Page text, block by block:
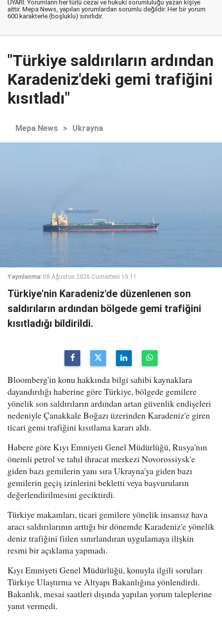
UYARI: Yorumların her türlü cezai ve hukuki sorumluluğu yazan kişiye
aittir. Mepa News, yapılan yorumlardan sorumlu değildir. Her bir yorum
600 karakterle (boşluklu) sınırlıdır.
"Türkiye saldırıların ardından
Karadeniz'deki gemi trafiğini
kısıtladı"
Mepa News > Ukrayna
Yayınlanma: 08 Ağustos 2026 Cumartesi 15:11
Türkiye'nin Karadeniz'de düzenlenen son
saldırıların ardından bölgede gemi trafiğini
kısıtladığı bildirildi.
Bloomberg'in konu hakkında bilgi sahibi kaynaklara
dayandırdığı haberine göre Türkiye, bölgede gemilere
yönelik son saldırıların ardından artan güvenlik endişeleri
nedeniyle Çanakkale Boğazı üzerinden Karadeniz'e giren
ticari gemi trafiğini kısıtlama kararı aldı.
Habere göre Kıyı Emniyeti Genel Müdürlüğü, Rusya'nın
önemli petrol ve tahıl ihracat merkezi Novorossiysk'e
giden bazı gemilerin yanı sıra Ukrayna'ya giden bazı
gemilerin geçiş izinlerini bekletti veya başvuruların
değerlendirilmesini geciktirdi.
Türkiye makamları, ticari gemilere yönelik insansız hava
aracı saldırılarının arttığı bir dönemde Karadeniz'e yönelik
deniz trafiğini fiilen sınırlandıran uygulamaya ilişkin
resmi bir açıklama yapmadı.
Kıyı Emniyeti Genel Müdürlüğü, konuyla ilgili soruları
Türkiye Ulaştırma ve Altyapı Bakanlığına yönlendirdi.
Bakanlık, mesai saatleri dışında yapılan yorum taleplerine
yanıt vermedi.